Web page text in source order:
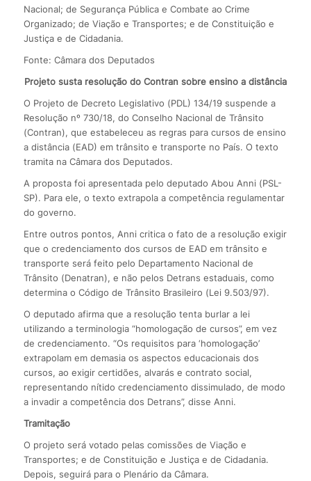
Nacional; de Segurança Pública e Combate ao Crime
Organizado; de Viação e Transportes; e de Constituição e
Justiça e de Cidadania.
Fonte: Câmara dos Deputados
Projeto susta resolução do Contran sobre ensino a distância
O Projeto de Decreto Legislativo (PDL) 134/19 suspende a
Resolução nº 730/18, do Conselho Nacional de Trânsito
(Contran), que estabeleceu as regras para cursos de ensino
a distância (EAD) em trânsito e transporte no País. O texto
tramita na Câmara dos Deputados.
A proposta foi apresentada pelo deputado Abou Anni (PSL-
SP). Para ele, o texto extrapola a competência regulamentar
do governo.
Entre outros pontos, Anni critica o fato de a resolução exigir
que o credenciamento dos cursos de EAD em trânsito e
transporte será feito pelo Departamento Nacional de
Trânsito (Denatran), e não pelos Detrans estaduais, como
determina o Código de Trânsito Brasileiro (Lei 9.503/97).
O deputado afirma que a resolução tenta burlar a lei
utilizando a terminologia “homologação de cursos”, em vez
de credenciamento. “Os requisitos para ‘homologação’
extrapolam em demasia os aspectos educacionais dos
cursos, ao exigir certidões, alvarás e contrato social,
representando nítido credenciamento dissimulado, de modo
a invadir a competência dos Detrans”, disse Anni.
Tramitação
O projeto será votado pelas comissões de Viação e
Transportes; e de Constituição e Justiça e de Cidadania.
Depois, seguirá para o Plenário da Câmara.